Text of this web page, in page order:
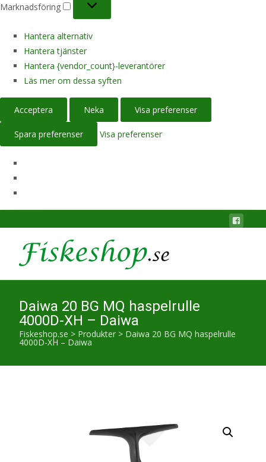
Marknadsföring
Hantera alternativ
Hantera tjänster
Hantera {vendor_count}-leverantörer
Läs mer om dessa syften
Acceptera Neka Visa preferenser
Spara preferenser Visa preferenser
Daiwa 20 BG MQ haspelrulle
4000D-XH – Daiwa
Fiskeshop.se > Produkter > Daiwa 20 BG MQ haspelrulle
4000D-XH – Daiwa